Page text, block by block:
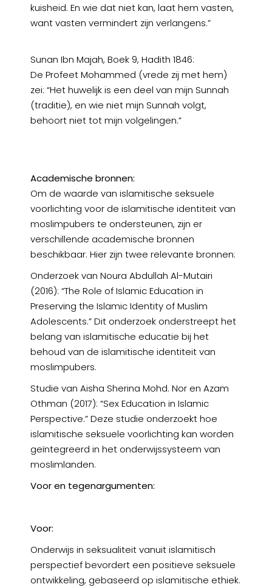
kuisheid. En wie dat niet kan, laat hem vasten,
want vasten vermindert zijn verlangens.”
Sunan Ibn Majah, Boek 9, Hadith 1846:
De Profeet Mohammed (vrede zij met hem)
zei: “Het huwelijk is een deel van mijn Sunnah
(traditie), en wie niet mijn Sunnah volgt,
behoort niet tot mijn volgelingen.”
Academische bronnen:
Om de waarde van islamitische seksuele
voorlichting voor de islamitische identiteit van
moslimpubers te ondersteunen, zijn er
verschillende academische bronnen
beschikbaar. Hier zijn twee relevante bronnen:
Onderzoek van Noura Abdullah Al-Mutairi
(2016): “The Role of Islamic Education in
Preserving the Islamic Identity of Muslim
Adolescents.” Dit onderzoek onderstreept het
belang van islamitische educatie bij het
behoud van de islamitische identiteit van
moslimpubers.
Studie van Aisha Sherina Mohd. Nor en Azam
Othman (2017): “Sex Education in Islamic
Perspective.” Deze studie onderzoekt hoe
islamitische seksuele voorlichting kan worden
geïntegreerd in het onderwijssysteem van
moslimlanden.
Voor en tegenargumenten:
Voor:
Onderwijs in seksualiteit vanuit islamitisch
perspectief bevordert een positieve seksuele
ontwikkeling, gebaseerd op islamitische ethiek.